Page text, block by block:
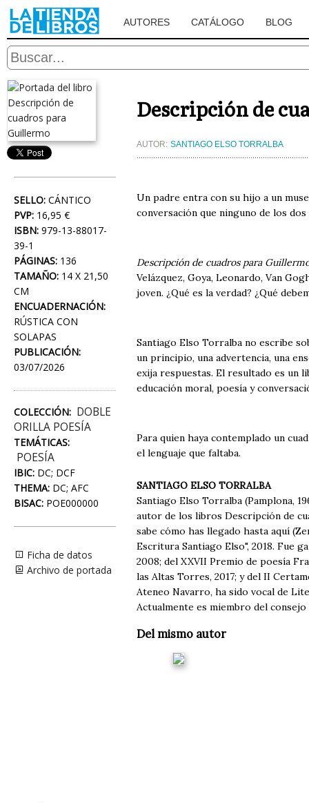
AUTORES CATÁLOGO BLOG
SELLO: CÁNTICO
PVP: 16,95 €
ISBN: 979-13-88017-
39-1
PÁGINAS: 136
TAMAÑO: 14 X 21,50
CM
ENCUADERNACIÓN:
RÚSTICA CON
SOLAPAS
PUBLICACIÓN:
03/07/2026
COLECCIÓN: DOBLE
ORILLA POESÍA
TEMÁTICAS:
POESÍA
IBIC: DC; DCF
THEMA: DC; AFC
BISAC: POE000000
Ficha de datos
Archivo de portada
Descripción de
AUTOR: SANTIAGO ELSO TORRALBA
Un padre entra con su hijo a un
conversación que ninguno de los dos
Descripción de cuadros para
Velázquez, Goya, Leonardo, Van
joven. ¿Qué es la verdad? ¿Qué
Santiago Elso Torralba no escribe
un principio, una advertencia, una
exija respuestas. El resultado es un
educación moral, poesía y
Para quien haya contemplado un
el lenguaje que faltaba.
SANTIAGO ELSO TORRALBA
Santiago Elso Torralba (Pamplona,
autor de los libros Descripción de
sabe cómo has llegado hasta aquí
Escritura Santiago Elso", 2018. Fue
2008; del XXVII Premio de poesía
las Altas Torres, 2017; y del II
Ateneo Navarro, ha sido vocal de
Actualmente es miembro del
Del mismo autor